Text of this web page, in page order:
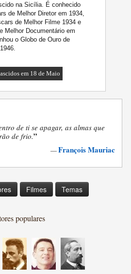
na Sicília. É conhecido
de Melhor Diretor em 1934,
de Melhor Filme 1934 e
Melhor Documentário em
o Globo de Ouro de
em 18 de Maio
de ti se apagar, as almas que
de frio.”
—François Mauriac
Filmes Temas
populares